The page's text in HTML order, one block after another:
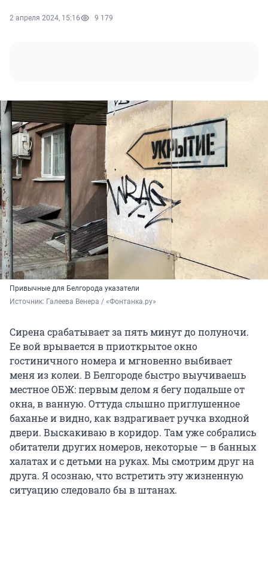
2 апреля 2024, 15:16 9 179
Привычные для Белгорода указатели
Источник: Галеева Венера / «Фонтанка.ру»
Сирена срабатывает за пять минут до полуночи.
Ее вой врывается в приоткрытое окно
гостиничного номера и мгновенно выбивает
меня из колеи. В Белгороде быстро выучиваешь
местное ОБЖ: первым делом я бегу подальше от
окна, в ванную. Оттуда слышно приглушенное
баханье и видно, как вздрагивает ручка входной
двери. Выскакиваю в коридор. Там уже собрались
обитатели других номеров, некоторые — в банных
халатах и с детьми на руках. Мы смотрим друг на
друга. Я осознаю, что встретить эту жизненную
ситуацию следовало бы в штанах.